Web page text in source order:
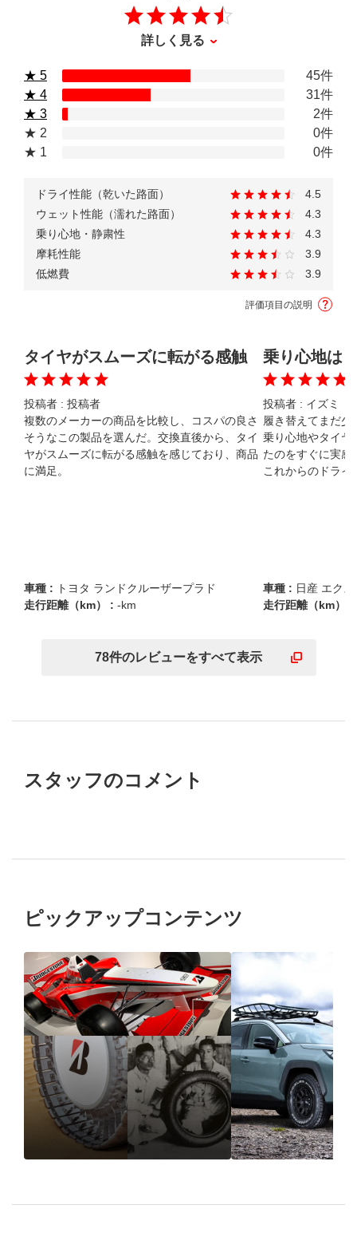
詳しく見る
★ 5
45件
★ 4
31件
★ 3
2件
★ 2
0件
★ 1
0件
ドライ性能（乾いた路面）
4.5
ウェット性能（濡れた路面）
4.3
乗り心地・静粛性
4.3
摩耗性能
3.9
低燃費
3.9
評価項目の説明
タイヤがスムーズに転がる感触
投稿者 : 投稿者
複数のメーカーの商品を比較し、コスパの良さ
そうなこの製品を選んだ。交換直後から、タイ
ヤがスムーズに転がる感触を感じており、商品
に満足。
車種 :
トヨタ ランドクルーザープラド
走行距離（km） : -km
乗り心地は
投稿者 : イズミ（
履き替えてまだ少
乗り心地やタイヤ
たのをすぐに実感
これからのドライ
車種 : 日産 エク
走行距離（km） :
78件のレビューをすべて表示
スタッフのコメント
ピックアップコンテンツ